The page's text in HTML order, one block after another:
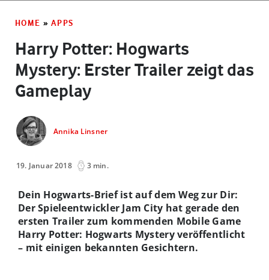
HOME » APPS
Harry Potter: Hogwarts
Mystery: Erster Trailer zeigt das
Gameplay
Annika Linsner
19. Januar 2018 3 min.
Dein Hogwarts-Brief ist auf dem Weg zur Dir:
Der Spieleentwickler Jam City hat gerade den
ersten Trailer zum kommenden Mobile Game
Harry Potter: Hogwarts Mystery veröffentlicht
– mit einigen bekannten Gesichtern.